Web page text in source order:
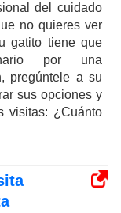
del cuidado
no quieres ver
gatito tiene que
por una
pregúntele a su
sus opciones y
visitas: ¿Cuánto